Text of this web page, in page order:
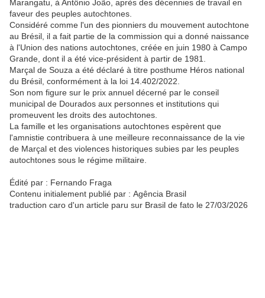
Marangatu, à Antônio João, après des décennies de travail en
faveur des peuples autochtones.
Considéré comme l'un des pionniers du mouvement autochtone
au Brésil, il a fait partie de la commission qui a donné naissance
à l'Union des nations autochtones, créée en juin 1980 à Campo
Grande, dont il a été vice-président à partir de 1981.
Marçal de Souza a été déclaré à titre posthume Héros national
du Brésil, conformément à la loi 14.402/2022.
Son nom figure sur le prix annuel décerné par le conseil
municipal de Dourados aux personnes et institutions qui
promeuvent les droits des autochtones.
La famille et les organisations autochtones espèrent que
l'amnistie contribuera à une meilleure reconnaissance de la vie
de Marçal et des violences historiques subies par les peuples
autochtones sous le régime militaire.
Édité par : Fernando Fraga
Contenu initialement publié par : Agência Brasil
traduction caro d'un article paru sur Brasil de fato le 27/03/2026